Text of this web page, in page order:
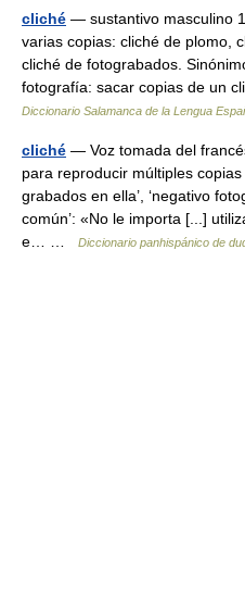
cliché — sustantivo masculino
varias copias: cliché de plomo,
cliché de fotograbados.
fotografía: sacar copias de un
Diccionario Salamanca de la Lengua
cliché — Voz tomada del
para reproducir múltiples
grabados en ella’, ‘negativo
común’: «No le importa [...]
e… …
Diccionario panhispánico de